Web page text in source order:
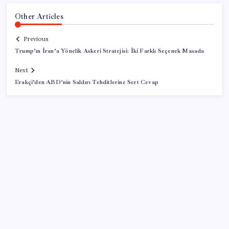
Other Articles
Previous
Trump’ın İran’a Yönelik Askeri Stratejisi: İki Farklı Seçenek Masada
Next
Erakçi’den ABD’nin Saldırı Tehditlerine Sert Cevap